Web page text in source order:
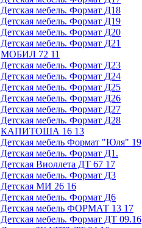
Детская мебель. Формат Д18
Детская мебель. Формат Д19
Детская мебель. Формат Д20
Детская мебель. Формат Д21
МОБИЛ 72 11
Детская мебель. Формат Д23
Детская мебель. Формат Д24
Детская мебель. Формат Д25
Детская мебель. Формат Д26
Детская мебель. Формат Д27
Детская мебель. Формат Д28
КАПИТОША 16 13
Детская мебель Формат "Юля" 19
Детская мебель. Формат Д1.
Детская Виоллета ДТ 67 17
Детская мебель. Формат Д3
Детская МИ 26 16
Детская мебель. Формат Д6
Детская мебель ФОРМАТ 13 17
Детская мебель. Формат ДТ 09.16